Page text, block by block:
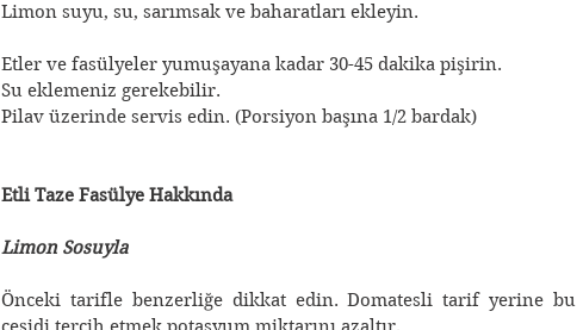
Limon suyu, su, sarımsak ve baharatları ekleyin.
Etler ve fasülyeler yumuşayana kadar 30-45 dakika pişirin.
Su eklemeniz gerekebilir.
Pilav üzerinde servis edin. (Porsiyon başına 1/2 bardak)
Etli Taze Fasülye Hakkında
Limon Sosuyla
Önceki tarifle benzerliğe dikkat edin. Domatesli tarif yerine bu